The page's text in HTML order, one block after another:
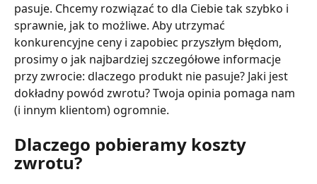
pasuje. Chcemy rozwiązać to dla Ciebie tak szybko i
sprawnie, jak to możliwe. Aby utrzymać
konkurencyjne ceny i zapobiec przyszłym błędom,
prosimy o jak najbardziej szczegółowe informacje
przy zwrocie: dlaczego produkt nie pasuje? Jaki jest
dokładny powód zwrotu? Twoja opinia pomaga nam
(i innym klientom) ogromnie.
Dlaczego pobieramy koszty
zwrotu?